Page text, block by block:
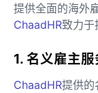
提供全面的海外
ChaadHR致力于
1. 名义雇主服
ChaadHR提供的